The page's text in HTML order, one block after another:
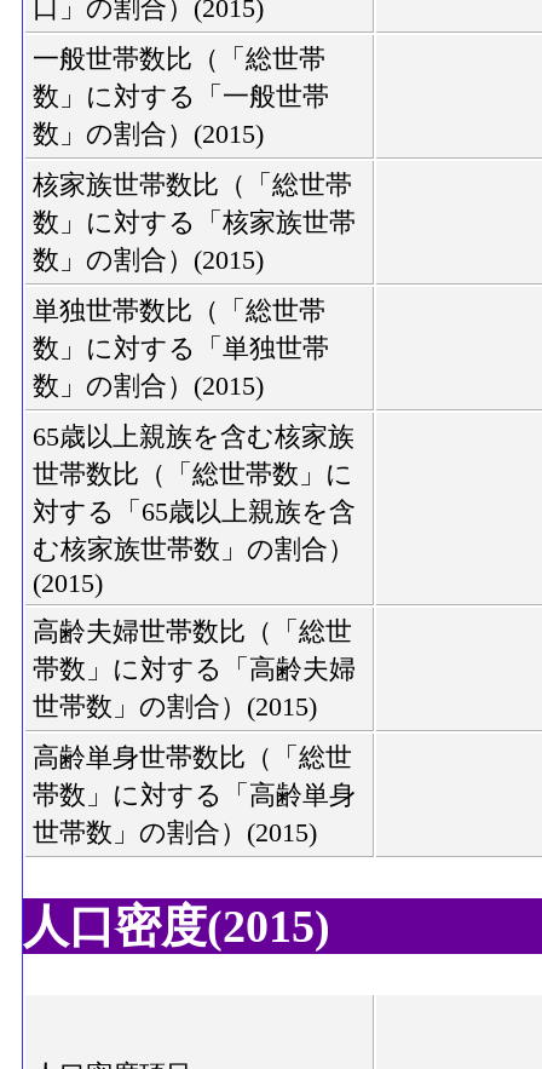
口」の割合）(2015)
一般世帯数比（「総世帯
数」に対する「一般世帯
数」の割合）(2015)
核家族世帯数比（「総世帯
数」に対する「核家族世帯
数」の割合）(2015)
単独世帯数比（「総世帯
数」に対する「単独世帯
数」の割合）(2015)
65歳以上親族を含む核家族
世帯数比（「総世帯数」に
対する「65歳以上親族を含
む核家族世帯数」の割合）
(2015)
高齢夫婦世帯数比（「総世
帯数」に対する「高齢夫婦
世帯数」の割合）(2015)
高齢単身世帯数比（「総世
帯数」に対する「高齢単身
世帯数」の割合）(2015)
人口密度(2015)